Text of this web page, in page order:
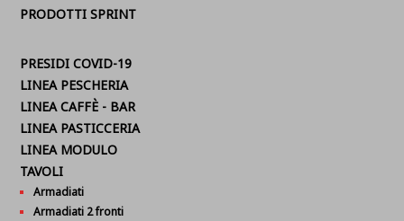
PRODOTTI SPRINT
PRESIDI COVID-19
LINEA PESCHERIA
LINEA CAFFÈ - BAR
LINEA PASTICCERIA
LINEA MODULO
TAVOLI
Armadiati
Armadiati 2 fronti